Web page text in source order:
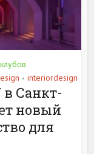
• interiordesign
в Санкт-
новый
для